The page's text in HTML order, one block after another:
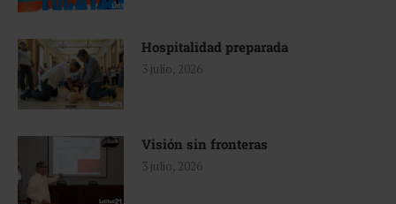
Hospitalidad preparada
3 julio, 2026
Visión sin fronteras
3 julio, 2026